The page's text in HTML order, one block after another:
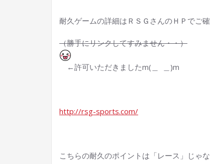
耐久ゲームの詳細はＲＳＧさんのＨＰでご
（勝手にリンクしてすみません・・）
←許可いただきましたm(＿ ＿)m
http://rsg-sports.com/
こちらの耐久のポイントは「レース」じゃ